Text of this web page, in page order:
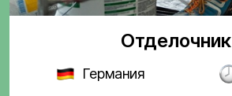
Отделочник
Германия